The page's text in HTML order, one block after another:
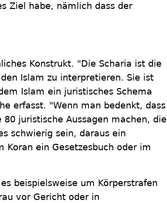
Ziel habe, nämlich dass der
Konstrukt. "Die Scharia ist die
Islam zu interpretieren. Sie ist
Islam ein juristisches Schema
erfasst. "Wenn man bedenkt, dass
juristische Aussagen machen, die
schwierig sein, daraus ein
Koran ein Gesetzesbuch oder im
beispielsweise um Körperstrafen
vor Gericht oder in